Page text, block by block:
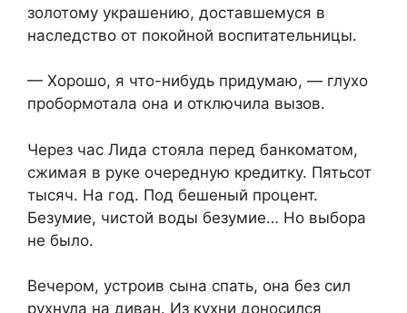
золотому украшению, доставшемуся в
наследство от покойной воспитательницы.
— Хорошо, я что-нибудь придумаю, — глухо
пробормотала она и отключила вызов.
Через час Лида стояла перед банкоматом,
сжимая в руке очередную кредитку. Пятьсот
тысяч. На год. Под бешеный процент.
Безумие, чистой воды безумие… Но выбора
не было.
Вечером, устроив сына спать, она без сил
рухнула на диван. Из кухни доносился